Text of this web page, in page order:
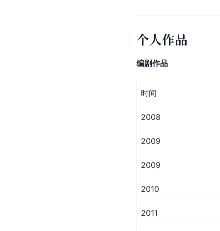
个人作品
编剧作品
时间
2008
2009
2009
2010
2011